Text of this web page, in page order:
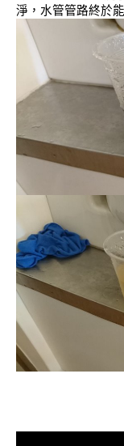
淨，水管管路終於